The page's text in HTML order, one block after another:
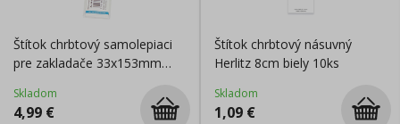
Štítok chrbtový samolepiaci
pre zakladače 33x153mm
Skladom
4,99 €
Štítok chrbtový násuvný
Herlitz 8cm biely 10ks
Skladom
1,09 €